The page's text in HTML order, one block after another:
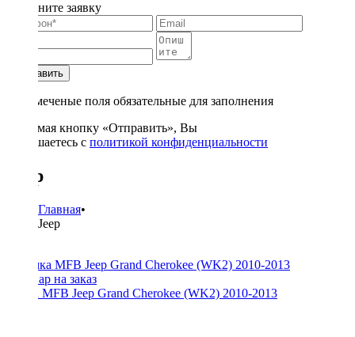
Заполните заявку
Отправить
* - отмеченые поля обязательные для заполнения
Нажимая кнопку «Отправить», Вы
соглашаетесь с политикой конфиденциальности
Jeep
Главная•
Jeep
Рамка MFB Jeep Grand Cherokee (WK2) 2010-2013